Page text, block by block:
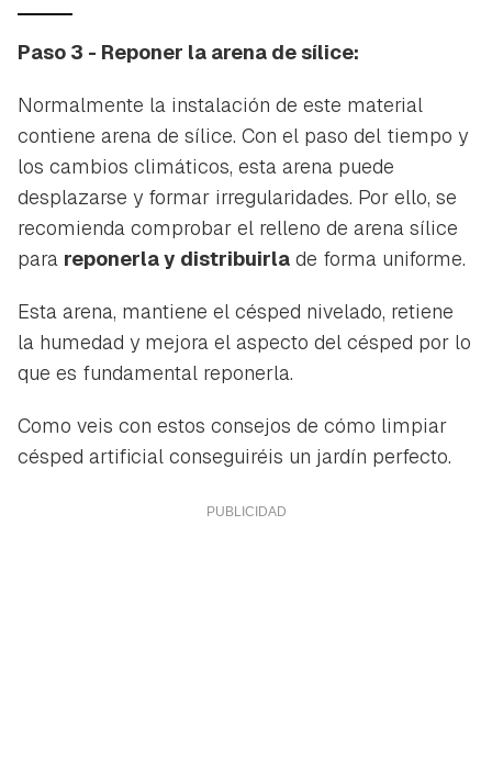
Paso 3 - Reponer la arena de sílice:
Normalmente la instalación de este material
contiene arena de sílice. Con el paso del tiempo y
los cambios climáticos, esta arena puede
desplazarse y formar irregularidades. Por ello, se
recomienda comprobar el relleno de arena sílice
para reponerla y distribuirla de forma uniforme.
Esta arena, mantiene el césped nivelado, retiene
la humedad y mejora el aspecto del césped por lo
que es fundamental reponerla.
Como veis con estos consejos de cómo limpiar
césped artificial conseguiréis un jardín perfecto.